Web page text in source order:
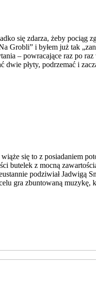
zdarza, żeby pociąg
Grobli” i byłem już tak
– powracające raz po
dwie płyty, podrzemać
się to z posiadaniem
butelek z mocną
podziwiał Jadwigą
gra zbuntowaną muzykę,